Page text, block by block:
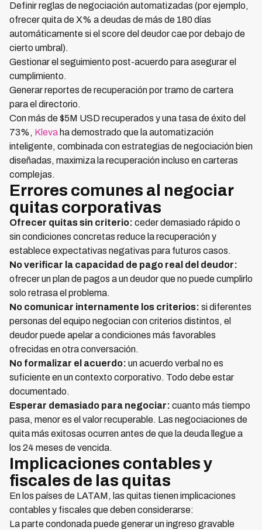
Definir reglas de negociación automatizadas (por ejemplo,
ofrecer quita de X% a deudas de más de 180 días
automáticamente si el score del deudor cae por debajo de
cierto umbral).
Gestionar el seguimiento post-acuerdo para asegurar el
cumplimiento.
Generar reportes de recuperación por tramo de cartera
para el directorio.
Con más de $5M USD recuperados y una tasa de éxito del
73%, Kleva ha demostrado que la automatización
inteligente, combinada con estrategias de negociación bien
diseñadas, maximiza la recuperación incluso en carteras
complejas.
Errores comunes al negociar
quitas corporativas
Ofrecer quitas sin criterio: ceder demasiado rápido o
sin condiciones concretas reduce la recuperación y
establece expectativas negativas para futuros casos.
No verificar la capacidad de pago real del deudor:
ofrecer un plan de pagos a un deudor que no puede cumplirlo
solo retrasa el problema.
No comunicar internamente los criterios: si diferentes
personas del equipo negocian con criterios distintos, el
deudor puede apelar a condiciones más favorables
ofrecidas en otra conversación.
No formalizar el acuerdo: un acuerdo verbal no es
suficiente en un contexto corporativo. Todo debe estar
documentado.
Esperar demasiado para negociar: cuanto más tiempo
pasa, menor es el valor recuperable. Las negociaciones de
quita más exitosas ocurren antes de que la deuda llegue a
los 24 meses de vencida.
Implicaciones contables y
fiscales de las quitas
En los países de LATAM, las quitas tienen implicaciones
contables y fiscales que deben considerarse:
La parte condonada puede generar un ingreso gravable